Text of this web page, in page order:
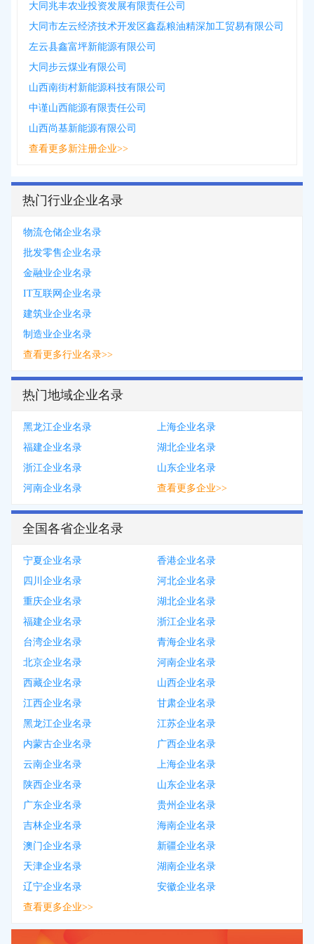
大同兆丰农业投资发展有限责任公司
大同市左云经济技术开发区鑫磊粮油精深加工贸易有限公司
左云县鑫富坪新能源有限公司
大同步云煤业有限公司
山西南街村新能源科技有限公司
中谨山西能源有限责任公司
山西尚基新能源有限公司
查看更多新注册企业>>
热门行业企业名录
物流仓储企业名录
批发零售企业名录
金融业企业名录
IT互联网企业名录
建筑业企业名录
制造业企业名录
查看更多行业名录>>
热门地域企业名录
黑龙江企业名录
上海企业名录
福建企业名录
湖北企业名录
浙江企业名录
山东企业名录
河南企业名录
查看更多企业>>
全国各省企业名录
宁夏企业名录
香港企业名录
四川企业名录
河北企业名录
重庆企业名录
湖北企业名录
福建企业名录
浙江企业名录
台湾企业名录
青海企业名录
北京企业名录
河南企业名录
西藏企业名录
山西企业名录
江西企业名录
甘肃企业名录
黑龙江企业名录
江苏企业名录
内蒙古企业名录
广西企业名录
云南企业名录
上海企业名录
陕西企业名录
山东企业名录
广东企业名录
贵州企业名录
吉林企业名录
海南企业名录
澳门企业名录
新疆企业名录
天津企业名录
湖南企业名录
辽宁企业名录
安徽企业名录
查看更多企业>>